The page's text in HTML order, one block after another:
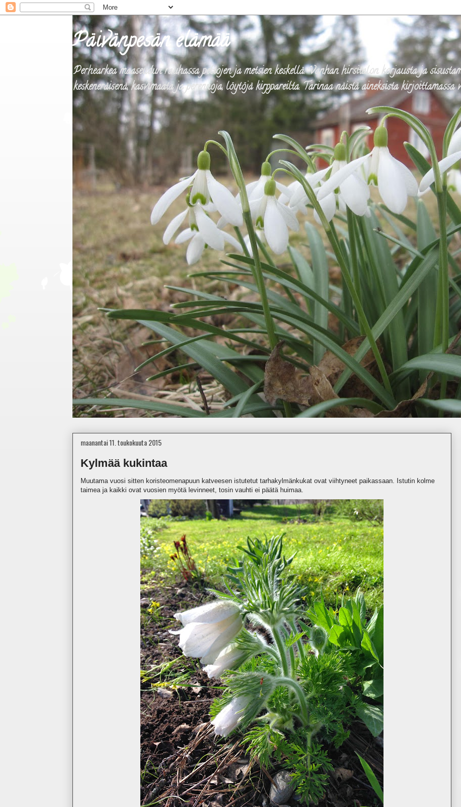
Päivänpesän elämää
Perhearkea maaseudun rauhassa peltojen ja metsien keskellä. Vanhan hirsitalon korjausta ja
keskeneräisenä, kasvimaata ja perennoja, löytöjä kirppareilta. Tarinaa näistä aineksista kirjoittamassa
maanantai 11. toukokuuta 2015
Kylmää kukintaa
Muutama vuosi sitten koristeomenapuun katveesen istutetut tarhakylmänkukat ovat viihtyneet paikassaan. Istutin kolme
taimea ja kaikki ovat vuosien myötä levinneet, tosin vauhti ei päätä huimaa.